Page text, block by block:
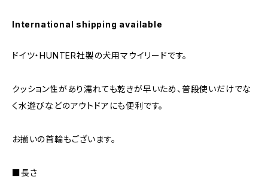
International shipping available
ドイツ・HUNTER社製の犬用マウイリードです。
クッション性があり濡れても乾きが早いため、普段使いだけでな
く水遊びなどのアウトドアにも便利です。
お揃いの首輪もございます。
■長さ